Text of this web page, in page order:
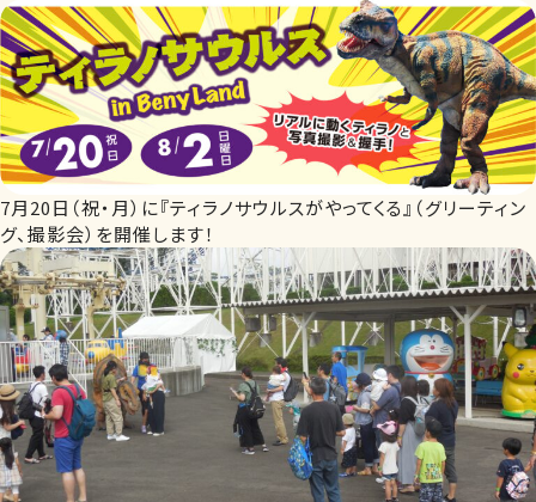
7月20日（祝・月）に『ティラノサウルスがやってくる』（グリーティン
グ、撮影会）を開催します！